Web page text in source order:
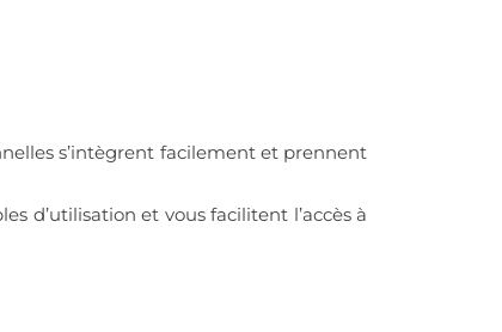
s’intègrent facilement et prennent
d’utilisation et vous facilitent l’accès à